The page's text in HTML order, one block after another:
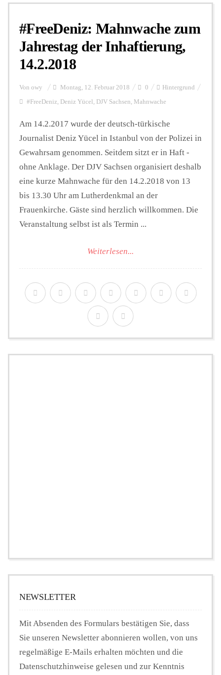
Personalien
FUNKTURM-Beiträge
Podcast
Seminare
Unterstützen
#FreeDeniz: Mahnwache zum
Jahrestag der Inhaftierung,
14.2.2018
Von owy Montag, 12. Februar 2018 0 Hintergrund
#FreeDeniz, Deniz Yücel , DJV Sachsen, Mahnwache
Am 14.2.2017 wurde der deutsch-türkische
Journalist Deniz Yücel in Istanbul von der Polizei in
Gewahrsam genommen. Seitdem sitzt er in Haft -
ohne Anklage. Der DJV Sachsen organisiert deshalb
eine kurze Mahnwache für den 14.2.2018 von 13
bis 13.30 Uhr am Lutherdenkmal an der
Frauenkirche. Gäste sind herzlich willkommen. Die
Veranstaltung selbst ist als Termin ...
Weiterlesen...
NEWSLETTER
Mit Absenden des Formulars bestätigen Sie, dass
Sie unseren Newsletter abonnieren wollen, von uns
regelmäßige E-Mails erhalten möchten und die
Datenschutzhinweise gelesen und zur Kenntnis